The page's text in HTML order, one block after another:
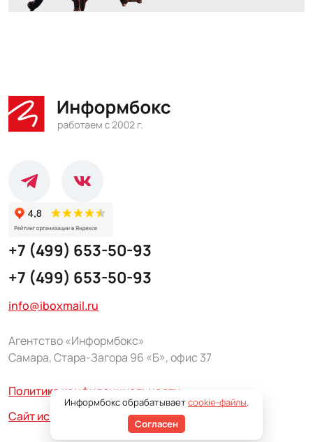
Агентство «Информбокс»
Самара, Стара-Загора 96 «Б», офис 37
Политика конфиденциальности
Сайт использует сервис Yandex SmartCaptcha
+7 (499) 653-50-93
+7 (499) 653-50-93
info@iboxmail.ru
Информбокс обрабатываетcookie-файлы.
Согласен